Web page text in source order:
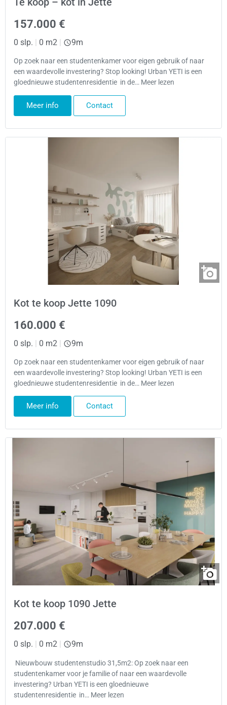
157.000 €
0 slp. | 0 m2 | 9m
Op zoek naar een studentenkamer voor eigen gebruik of naar
een waardevolle investering? Stop looking! Urban YETI is een
gloednieuwe studentenresidentie in de… Meer lezen
Meer info Contact
Kot te koop Jette 1090
160.000 €
0 slp. | 0 m2 | 9m
Op zoek naar een studentenkamer voor eigen gebruik of naar
een waardevolle investering? Stop looking! Urban YETI is een
gloednieuwe studentenresidentie in de… Meer lezen
Meer info Contact
Kot te koop 1090 Jette
207.000 €
0 slp. 0 m2 9m
Nieuwbouw studentenstudio 31,5m2: Op zoek naar een
studentenkamer voor je familie of naar een waardevolle
investering? Urban YETI is een gloednieuwe
studentenresidentie in… Meer lezen